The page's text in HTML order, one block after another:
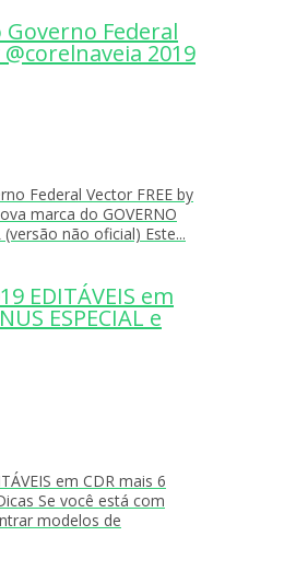
Governo Federal
@corelnaveia 2019
Federal Vector FREE by
marca do GOVERNO
(versão não oficial) Este...
EDITÁVEIS em
ESPECIAL e
em CDR mais 6
Se você está com
modelos de